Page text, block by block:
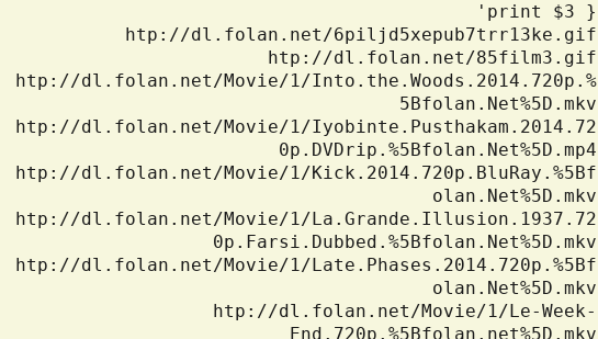
htp://dl.folan.net/Movie/1/Into.the.Woods.2014.720p.%
htp://dl.folan.net/Movie/1/Iyobinte.Pusthakam.2014.72
htp://dl.folan.net/Movie/1/Kick.2014.720p.BluRay.%5Bf
htp://dl.folan.net/Movie/1/La.Grande.Illusion.1937.72
htp://dl.folan.net/Movie/1/Late.Phases.2014.720p.%5Bf
htp://dl.folan.net/Movie/1/Le-Week-